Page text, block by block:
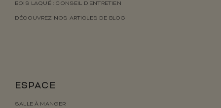
BOIS LAQUÉ : CONSEIL D’ENTRETIEN
DÉCOUVREZ NOS ARTICLES DE BLOG
ESPACE
SALLE À MANGER